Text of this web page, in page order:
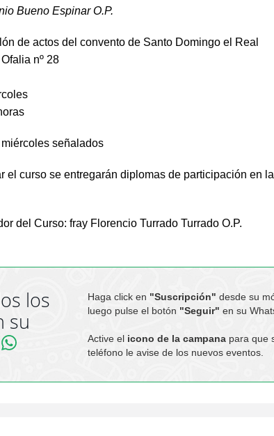
Bueno Espinar O.P.
de actos del convento de Santo Domingo el Real
nº 28
señalados
el curso se entregarán diplomas de participación en
del Curso: fray Florencio Turrado Turrado O.P.
los
su
Haga click en "Suscripción" desde su
luego pulse el botón "Seguir" en su
Active el icono de la campanapara que
teléfono le avise de los nuevos eventos.